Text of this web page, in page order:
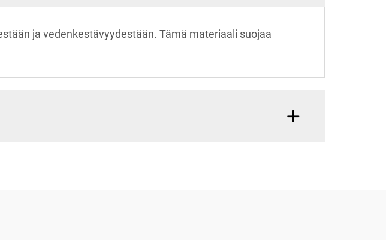
ja vedenkestävyydestään. Tämä materiaali suojaa